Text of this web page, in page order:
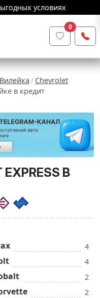
условиях
0
Вилейка
Chevrolet
в кредит
В
4
4
2
2